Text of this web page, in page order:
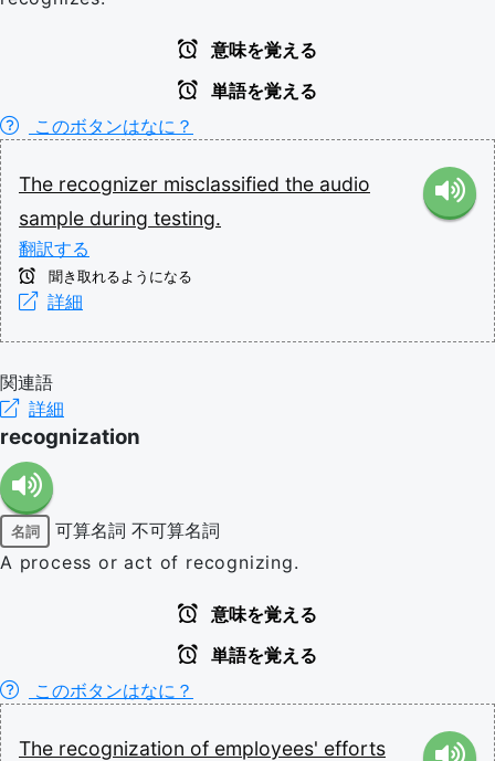
意味を覚える
単語を覚える
このボタンはなに？
The recognizer misclassified the audio
sample during testing.
翻訳する
聞き取れるようになる
詳細
関連語
詳細
recognization
名詞 可算名詞 不可算名詞
A process or act of recognizing.
意味を覚える
単語を覚える
このボタンはなに？
The recognization of employees' efforts